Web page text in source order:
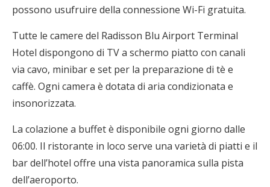
possono usufruire della connessione Wi-Fi gratuita.
Tutte le camere del Radisson Blu Airport Terminal
Hotel dispongono di TV a schermo piatto con canali
via cavo, minibar e set per la preparazione di tè e
caffè. Ogni camera è dotata di aria condizionata e
insonorizzata.
La colazione a buffet è disponibile ogni giorno dalle
06:00. Il ristorante in loco serve una varietà di piatti e il
bar dell’hotel offre una vista panoramica sulla pista
dell’aeroporto.